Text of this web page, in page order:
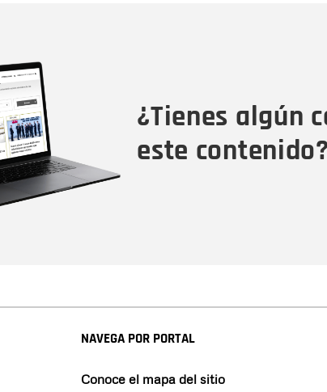
¿Tienes algún
este contenido?
NAVEGA POR PORTAL
Conoce el mapa del sitio